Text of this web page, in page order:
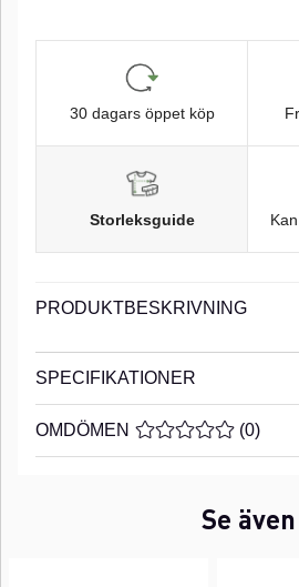
30 dagars öppet köp
Storleksguide
PRODUKTBESKRIVNING
SPECIFIKATIONER
OMDÖMEN MEDELBETYG 0
(0)
Se även